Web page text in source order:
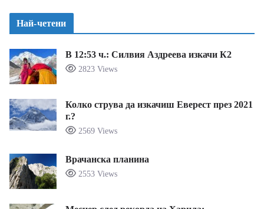
Най-четени
В 12:53 ч.: Силвия Аздреева изкачи К2
2823 Views
Колко струва да изкачиш Еверест през 2021
г.?
2569 Views
Врачанска планина
2553 Views